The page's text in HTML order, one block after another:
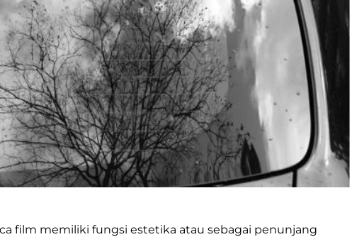
film memiliki fungsi estetika atau sebagai penunjang